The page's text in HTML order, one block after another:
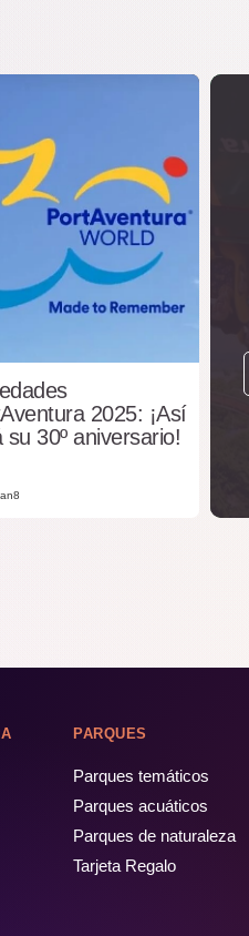
2025: ¡Así
su 30º aniversario!
PARQUES
Parques temáticos
Parques acuáticos
Parques de naturaleza
Tarjeta Regalo